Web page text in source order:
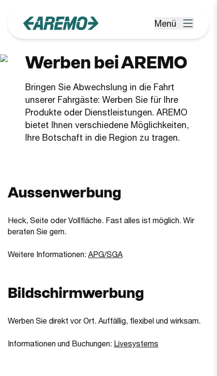
Menü öffnen
Menü
Werben bei AREMO
Bringen Sie Abwechslung in die Fahrt
unserer Fahrgäste: Werben Sie für Ihre
Produkte oder Dienstleistungen. AREMO
bietet Ihnen verschiedene Möglichkeiten,
Ihre Botschaft in die Region zu tragen.
Aussenwerbung
Heck, Seite oder Vollfläche. Fast alles ist möglich. Wir
beraten Sie gern.
Weitere Informationen: APG/SGA(Öffnet in einem neuen
Bildschirmwerbung
Werben Sie direkt vor Ort. Auffällig, flexibel und wirksam.
Informationen und Buchungen: Livesystems